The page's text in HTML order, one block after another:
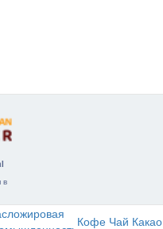
в
Кофе Чай Какао